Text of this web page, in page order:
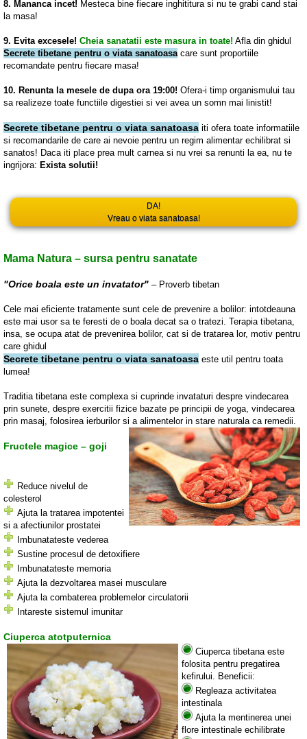
8. Mananca incet! Mesteca bine fiecare inghititura si nu te grabi cand stai
la masa!
9. Evita excesele! Cheia sanatatii este masura in toate! Afla din ghidul
Secrete tibetane pentru o viata sanatoasa care sunt proportiile
recomandate pentru fiecare masa!
10. Renunta la mesele de dupa ora 19:00! Ofera-i timp organismului tau
sa realizeze toate functiile digestiei si vei avea un somn mai linistit!
Secrete tibetane pentru o viata sanatoasa iti ofera toate informatiile
si recomandarile de care ai nevoie pentru un regim alimentar echilibrat si
sanatos! Daca iti place prea mult carnea si nu vrei sa renunti la ea, nu te
ingrijora: Exista solutii!
DA!
Vreau o viata sanatoasa!
Mama Natura – sursa pentru sanatate
"Orice boala este un invatator" – Proverb tibetan
Cele mai eficiente tratamente sunt cele de prevenire a bolilor: intotdeauna
este mai usor sa te feresti de o boala decat sa o tratezi. Terapia tibetana,
insa, se ocupa atat de prevenirea bolilor, cat si de tratarea lor, motiv pentru
care ghidul
Secrete tibetane pentru o viata sanatoasa este util pentru toata
lumea!
Traditia tibetana este complexa si cuprinde invataturi despre vindecarea
prin sunete, despre exercitii fizice bazate pe principii de yoga, vindecarea
prin masaj, folosirea ierburilor si a alimentelor in stare naturala ca remedii.
Fructele magice – goji
Reduce nivelul de
colesterol
Ajuta la tratarea impotentei
si a afectiunilor prostatei
Imbunatateste vederea
Sustine procesul de detoxifiere
Imbunatateste memoria
Ajuta la dezvoltarea masei musculare
Ajuta la combaterea problemelor circulatorii
Intareste sistemul imunitar
Ciuperca atotputernica
Ciuperca tibetana este
folosita pentru pregatirea
kefirului. Beneficii:
Regleaza activitatea
intestinala
Ajuta la mentinerea unei
flore intestinale echilibrate